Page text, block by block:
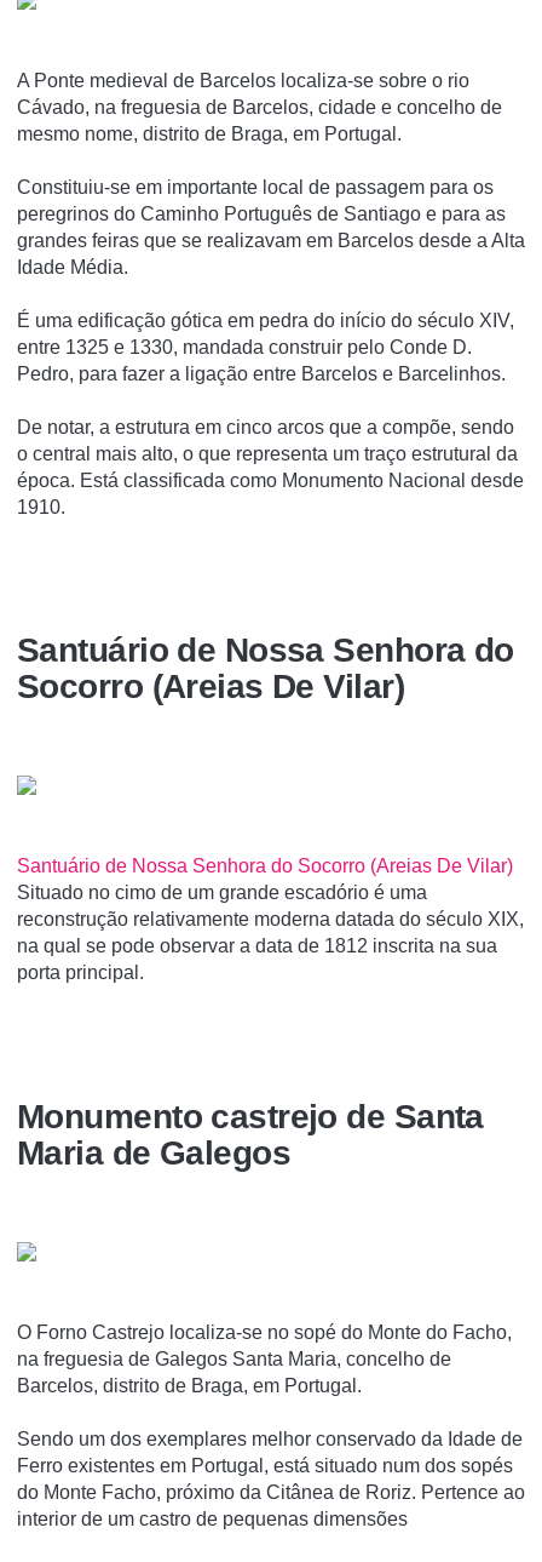
A Ponte medieval de Barcelos localiza-se sobre o rio
Cávado, na freguesia de Barcelos, cidade e concelho de
mesmo nome, distrito de Braga, em Portugal.
Constituiu-se em importante local de passagem para os
peregrinos do Caminho Português de Santiago e para as
grandes feiras que se realizavam em Barcelos desde a Alta
Idade Média.
É uma edificação gótica em pedra do início do século XIV,
entre 1325 e 1330, mandada construir pelo Conde D.
Pedro, para fazer a ligação entre Barcelos e Barcelinhos.
De notar, a estrutura em cinco arcos que a compõe, sendo
o central mais alto, o que representa um traço estrutural da
época. Está classificada como Monumento Nacional desde
1910.
Santuário de Nossa Senhora do
Socorro (Areias De Vilar)
Santuário de Nossa Senhora do Socorro (Areias De Vilar)
Situado no cimo de um grande escadório é uma
reconstrução relativamente moderna datada do século XIX,
na qual se pode observar a data de 1812 inscrita na sua
porta principal.
Monumento castrejo de Santa
Maria de Galegos
O Forno Castrejo localiza-se no sopé do Monte do Facho,
na freguesia de Galegos Santa Maria, concelho de
Barcelos, distrito de Braga, em Portugal.
Sendo um dos exemplares melhor conservado da Idade de
Ferro existentes em Portugal, está situado num dos sopés
do Monte Facho, próximo da Citânea de Roriz. Pertence ao
interior de um castro de pequenas dimensões